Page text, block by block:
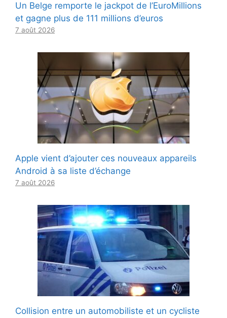
Un Belge remporte le jackpot de l’EuroMillions
et gagne plus de 111 millions d’euros
7 août 2026
Apple vient d’ajouter ces nouveaux appareils
Android à sa liste d’échange
7 août 2026
Collision entre un automobiliste et un cycliste